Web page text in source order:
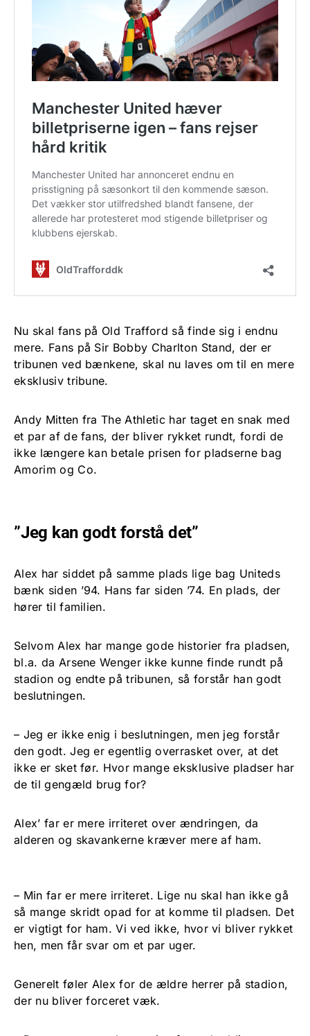
Nu skal fans på Old Trafford så finde sig i endnu
mere. Fans på Sir Bobby Charlton Stand, der er
tribunen ved bænkene, skal nu laves om til en mere
eksklusiv tribune.
Andy Mitten fra The Athletic har taget en snak med
et par af de fans, der bliver rykket rundt, fordi de
ikke længere kan betale prisen for pladserne bag
Amorim og Co.
”Jeg kan godt forstå det”
Alex har siddet på samme plads lige bag Uniteds
bænk siden ’94. Hans far siden ’74. En plads, der
hører til familien.
Selvom Alex har mange gode historier fra pladsen,
bl.a. da Arsene Wenger ikke kunne finde rundt på
stadion og endte på tribunen, så forstår han godt
beslutningen.
– Jeg er ikke enig i beslutningen, men jeg forstår
den godt. Jeg er egentlig overrasket over, at det
ikke er sket før. Hvor mange eksklusive pladser har
de til gengæld brug for?
Alex’ far er mere irriteret over ændringen, da
alderen og skavankerne kræver mere af ham.
– Min far er mere irriteret. Lige nu skal han ikke gå
så mange skridt opad for at komme til pladsen. Det
er vigtigt for ham. Vi ved ikke, hvor vi bliver rykket
hen, men får svar om et par uger.
Generelt føler Alex for de ældre herrer på stadion,
der nu bliver forceret væk.